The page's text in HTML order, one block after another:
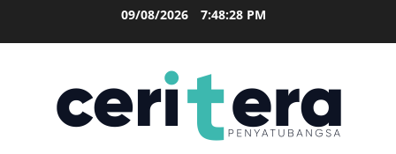
09/08/2026 7:48:29 PM